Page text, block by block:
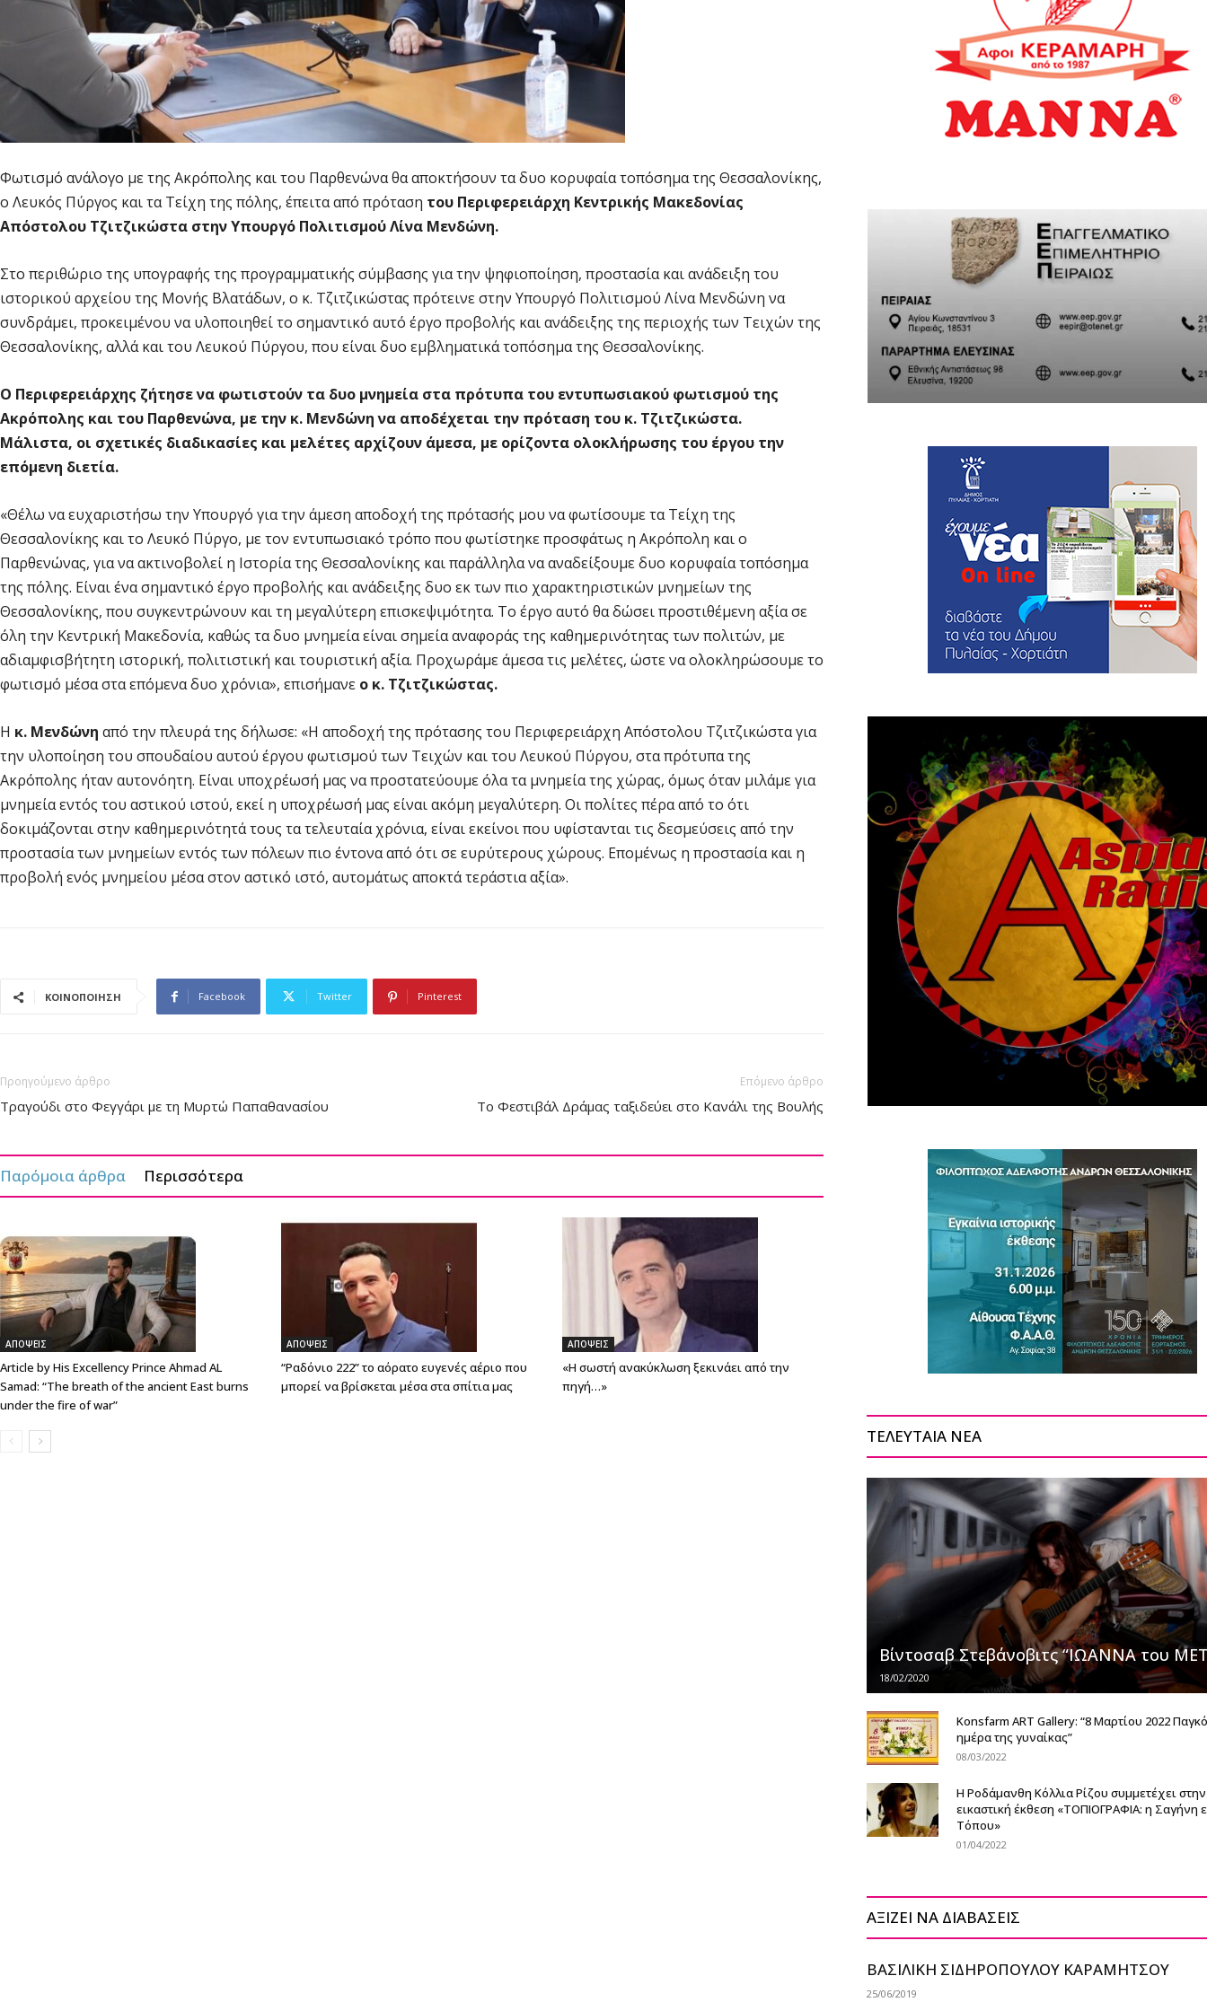
Φωτισμό ανάλογο με της Ακρόπολης και του Παρθενώνα θα αποκτήσουν τα δυο κορυφαία τοπόσημα της Θεσσαλονίκης,
ο Λευκός Πύργος και τα Τείχη της πόλης, έπειτα από πρόταση του Περιφερειάρχη Κεντρικής Μακεδονίας
Απόστολου Τζιτζικώστα στην Υπουργό Πολιτισμού Λίνα Μενδώνη.
Στο περιθώριο της υπογραφής της προγραμματικής σύμβασης για την ψηφιοποίηση, προστασία και ανάδειξη του
ιστορικού αρχείου της Μονής Βλατάδων, ο κ. Τζιτζικώστας πρότεινε στην Υπουργό Πολιτισμού Λίνα Μενδώνη να
συνδράμει, προκειμένου να υλοποιηθεί το σημαντικό αυτό έργο προβολής και ανάδειξης της περιοχής των Τειχών της
Θεσσαλονίκης, αλλά και του Λευκού Πύργου, που είναι δυο εμβληματικά τοπόσημα της Θεσσαλονίκης.
Ο Περιφερειάρχης ζήτησε να φωτιστούν τα δυο μνημεία στα πρότυπα του εντυπωσιακού φωτισμού της
Ακρόπολης και του Παρθενώνα, με την κ. Μενδώνη να αποδέχεται την πρόταση του κ. Τζιτζικώστα.
Μάλιστα, οι σχετικές διαδικασίες και μελέτες αρχίζουν άμεσα, με ορίζοντα ολοκλήρωσης του έργου την
επόμενη διετία.
«Θέλω να ευχαριστήσω την Υπουργό για την άμεση αποδοχή της πρότασής μου να φωτίσουμε τα Τείχη της
Θεσσαλονίκης και το Λευκό Πύργο, με τον εντυπωσιακό τρόπο που φωτίστηκε προσφάτως η Ακρόπολη και ο
Παρθενώνας, για να ακτινοβολεί η Ιστορία της Θεσσαλονίκης και παράλληλα να αναδείξουμε δυο κορυφαία τοπόσημα
της πόλης. Είναι ένα σημαντικό έργο προβολής και ανάδειξης δυο εκ των πιο χαρακτηριστικών μνημείων της
Θεσσαλονίκης, που συγκεντρώνουν και τη μεγαλύτερη επισκεψιμότητα. Το έργο αυτό θα δώσει προστιθέμενη αξία σε
όλη την Κεντρική Μακεδονία, καθώς τα δυο μνημεία είναι σημεία αναφοράς της καθημερινότητας των πολιτών, με
αδιαμφισβήτητη ιστορική, πολιτιστική και τουριστική αξία. Προχωράμε άμεσα τις μελέτες, ώστε να ολοκληρώσουμε το
φωτισμό μέσα στα επόμενα δυο χρόνια», επισήμανε ο κ. Τζιτζικώστας.
Η κ. Μενδώνη από την πλευρά της δήλωσε: «Η αποδοχή της πρότασης του Περιφερειάρχη Απόστολου Τζιτζικώστα για
την υλοποίηση του σπουδαίου αυτού έργου φωτισμού των Τειχών και του Λευκού Πύργου, στα πρότυπα της
Ακρόπολης ήταν αυτονόητη. Είναι υποχρέωσή μας να προστατεύουμε όλα τα μνημεία της χώρας, όμως όταν μιλάμε για
μνημεία εντός του αστικού ιστού, εκεί η υποχρέωσή μας είναι ακόμη μεγαλύτερη. Οι πολίτες πέρα από το ότι
δοκιμάζονται στην καθημερινότητά τους τα τελευταία χρόνια, είναι εκείνοι που υφίστανται τις δεσμεύσεις από την
προστασία των μνημείων εντός των πόλεων πιο έντονα από ότι σε ευρύτερους χώρους. Επομένως η προστασία και η
προβολή ενός μνημείου μέσα στον αστικό ιστό, αυτομάτως αποκτά τεράστια αξία».
ΚΟΙΝΟΠΟΙΗΣΗ Facebook Twitter Pinterest
Προηγούμενο άρθρο
Τραγούδι στο Φεγγάρι με τη Μυρτώ Παπαθανασίου
Επόμενο άρθρο
Το Φεστιβάλ Δράμας ταξιδεύει στο Κανάλι της Βουλής
Παρόμοια άρθρα Περισσότερα
ΑΠΟΨΕΙΣ
Article by His Excellency Prince Ahmad AL
Samad: “The breath of the ancient East burns
under the fire of war”
ΑΠΟΨΕΙΣ
“Ραδόνιο 222” το αόρατο ευγενές αέριο που
μπορεί να βρίσκεται μέσα στα σπίτια μας
ΑΠΟΨΕΙΣ
«Η σωστή ανακύκλωση ξεκινάει από την
πηγή…»
ΤΕΛΕΥΤΑΙΑ ΝΕΑ
Βίντοσαβ Στεβάνοβιτς “ΙΩΑΝΝΑ του
18/02/2020
Konsfarm ART Gallery: “8 Μαρτίου 2022
ημέρα της γυναίκας”
08/03/2022
Η Ροδάμανθη Κόλλια Ρίζου συμμετέχει στην
εικαστική έκθεση «ΤΟΠΙΟΓΡΑΦΙΑ: η Σαγήνη
Τόπου»
01/04/2022
ΑΞΙΖΕΙ ΝΑ ΔΙΑΒΑΣΕΙΣ
ΒΑΣΙΛΙΚΗ ΣΙΔΗΡΟΠΟΥΛΟΥ ΚΑΡΑΜΗΤΣΟΥ
25/06/2019